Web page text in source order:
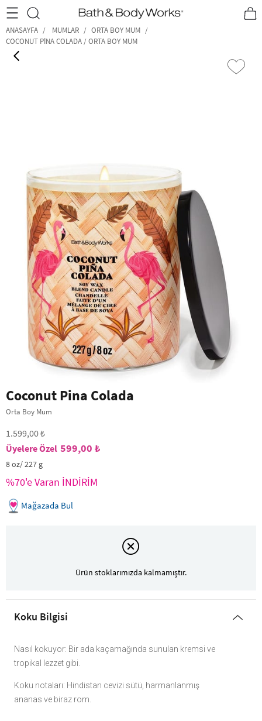
•2200₺ ve Üzeri Kargo Ücretsiz!• *Promosyon Detayları
ANASAYFA MUMLAR
ORTA BOY MUM
COCONUT PINA COLADA / ORTA BOY MUM
‹
Coconut Pina Colada
Orta Boy Mum
1.599,00 ₺
599,00 ₺
8 oz/ 227 g
%70'e Varan İNDİRİM
Mağazada Bul
Ürün stoklarımızda kalmamıştır.
Koku Bilgisi
Nasıl kokuyor: Bir ada kaçamağında sunulan kremsi ve
tropikal lezzet gibi.
Koku notaları: Hindistan cevizi sütü, harmanlanmış
ananas ve biraz rom.